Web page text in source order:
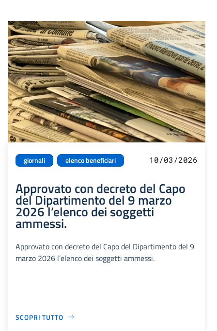
giornali elenco beneficiari 10/03/2026
Approvato con decreto del Capo
del Dipartimento del 9 marzo
2026 l’elenco dei soggetti
ammessi.
Approvato con decreto del Capo del Dipartimento del 9
marzo 2026 l’elenco dei soggetti ammessi.
SCOPRI TUTTO